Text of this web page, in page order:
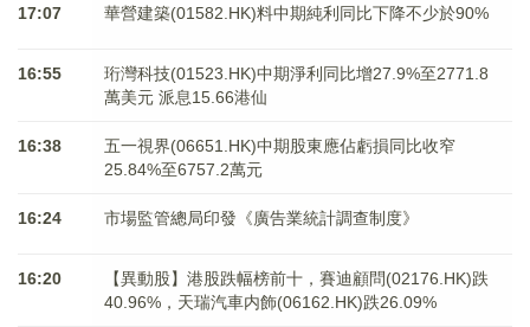
17:07 華營建築(01582.HK)料中期純利同比下降不少於90%
16:55
珩灣科技(01523.HK)中期淨利同比增27.9%至2771.8
萬美元 派息15.66港仙
16:38
五一視界(06651.HK)中期股東應佔虧損同比收窄
25.84%至6757.2萬元
16:24 市場監管總局印發《廣告業統計調查制度》
16:20
【異動股】港股跌幅榜前十，賽迪顧問(02176.HK)跌
40.96%，天瑞汽車内飾(06162.HK)跌26.09%